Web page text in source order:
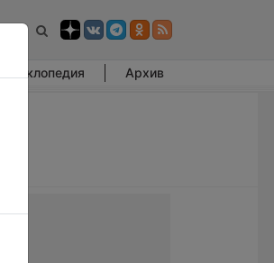
Энциклопедия Архив